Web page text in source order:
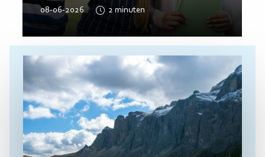
08-06-2026 2 minuten
Lees